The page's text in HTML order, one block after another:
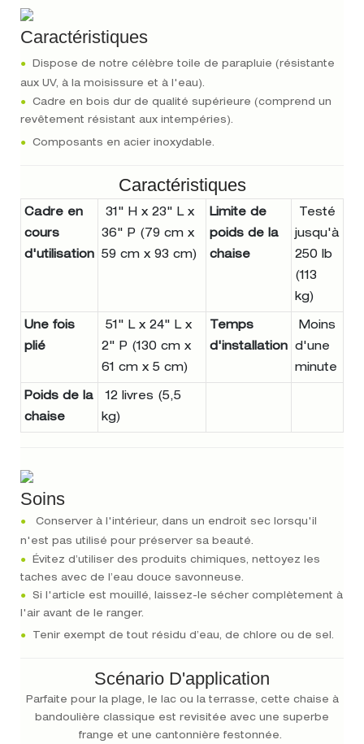
Caractéristiques
●
Dispose de notre célèbre toile de parapluie (résistante
aux UV, à la moisissure et à l'eau).
●
Cadre en bois dur de qualité supérieure (comprend un
revêtement résistant aux intempéries).
● Composants en acier inoxydable.
Caractéristiques
Cadre en
cours
d'utilisation
31" H x 23" L x
36" P (79 cm x
59 cm x 93 cm)
Limite de
poids de la
chaise
Testé
jusqu'à
250 lb
(113
kg)
Une fois
plié
51" L x 24" L x
2" P (130 cm x
61 cm x 5 cm)
Temps
d'installation
Moins
d'une
minute
Poids de la
chaise
12 livres (5,5
kg)
Soins
●
Conserver à l'intérieur, dans un endroit sec lorsqu'il
n'est pas utilisé pour préserver sa beauté.
●
Évitez d’utiliser des produits chimiques, nettoyez les
taches avec de l’eau douce savonneuse.
● Si l'article est mouillé, laissez-le sécher complètement à
l'air avant de le ranger.
● Tenir exempt de tout résidu d’eau, de chlore ou de sel.
Scénario D'application
Parfaite pour la plage, le lac ou la terrasse, cette chaise à
bandoulière classique est revisitée avec une superbe
frange et une cantonnière festonnée.